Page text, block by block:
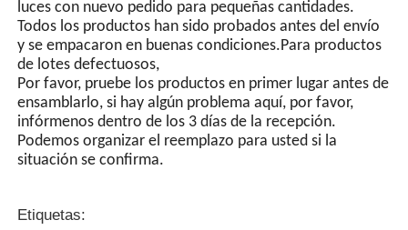
luces con nuevo pedido para pequeñas cantidades.
Todos los productos han sido probados antes del envío
y se empacaron en buenas condiciones.Para productos
de lotes defectuosos,
Por favor, pruebe los productos en primer lugar antes de
ensamblarlo, si hay algún problema aquí, por favor,
infórmenos dentro de los 3 días de la recepción.
Podemos organizar el reemplazo para usted si la
situación se confirma.
Etiquetas: